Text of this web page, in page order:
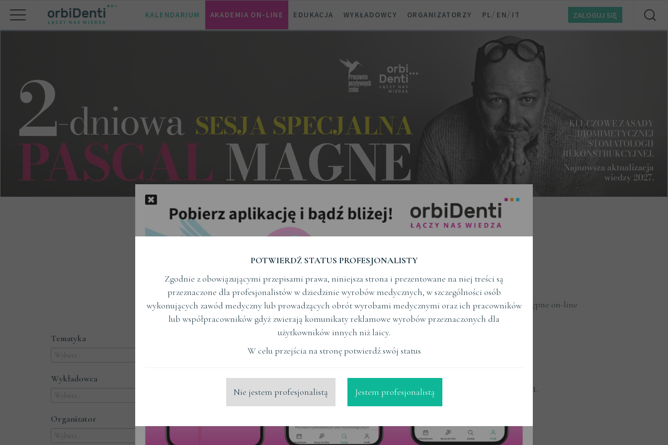
KALENDARIUM AKADEMIA ON-LINE EDUKACJA WYKŁADOWCY ORGANIZATORZY PL/ EN/ IT ZALOGUJ SIĘ
Kalendarium wydarzeń
Termin od Termin do Kursy dostępne on-line
Tematyka
Wykładowca
Organizator
Brak wyników dla wybranych kryteriów wyszukiwania.
Wyszukaj ponownie lub rozszerz kryteria.
POTWIERDŹ STATUS PROFESJONALISTY
Zgodnie z obowiązującymi przepisami prawa, niniejsza strona i prezentowane na niej treści są
przeznaczone dla profesjonalistów w dziedzinie wyrobów medycznych, w szczególności osób
wykonujących zawód medyczny lub prowadzących obrót wyrobami medycznymi oraz ich pracowników
lub współpracowników gdyż zwierają komunikaty reklamowe wyrobów przeznaczonych dla
użytkowników innych niż laicy.
W celu przejścia na stronę potwierdź swój status
Nie jestem profesjonalistą Jestem profesjonalistą